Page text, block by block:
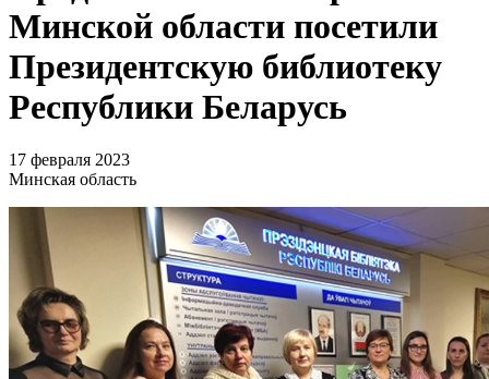
Минской области посетили
Президентскую библиотеку
Республики Беларусь
17 февраля 2023
Минская область